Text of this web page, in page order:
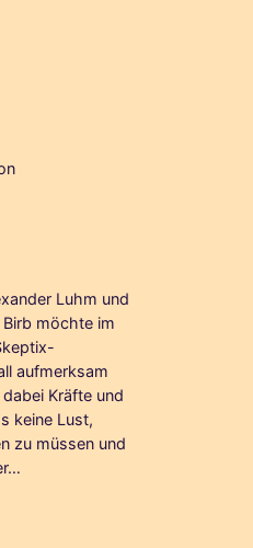
Luhm und
Birb möchte im
aufmerksam
Kräfte und
keine Lust,
zu müssen und